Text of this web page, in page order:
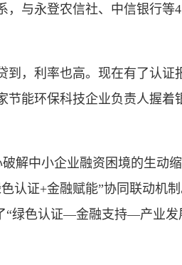
，与永登农信社、中信银行等
，利率也高。现在有了认证
能环保科技企业负责人握着
中小企业融资困境的生动
认证+金融赋能”协同联动机
“绿色认证—金融支持—产业发